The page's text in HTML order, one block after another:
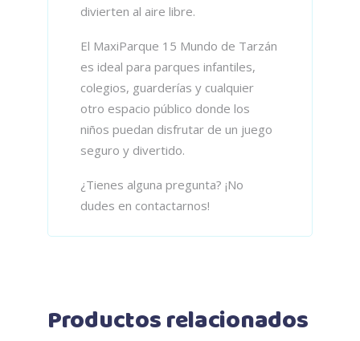
divierten al aire libre.
El MaxiParque 15 Mundo de Tarzán
es ideal para parques infantiles,
colegios, guarderías y cualquier
otro espacio público donde los
niños puedan disfrutar de un juego
seguro y divertido.
¿Tienes alguna pregunta? ¡No
dudes en contactarnos!
Productos relacionados